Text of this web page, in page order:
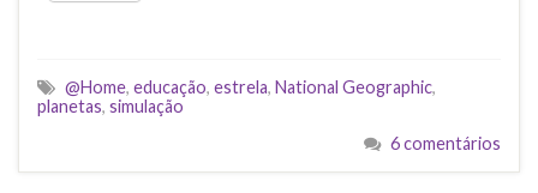
@Home, educação, estrela, National Geographic,
planetas, simulação
6 comentários